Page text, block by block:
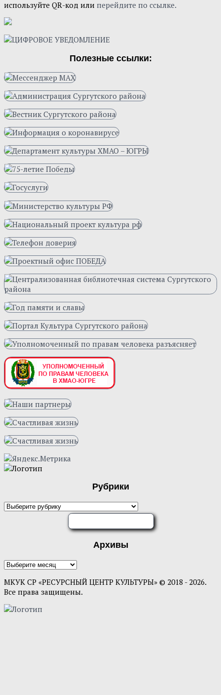
используйте QR-код или перейдите по ссылке.
Полезные ссылки:
Рубрики
Рубрики
Архивы
Архивы
МКУК СР «РЕСУРСНЫЙ ЦЕНТР КУЛЬТУРЫ» © 2018 - 2026.
Все права защищены.